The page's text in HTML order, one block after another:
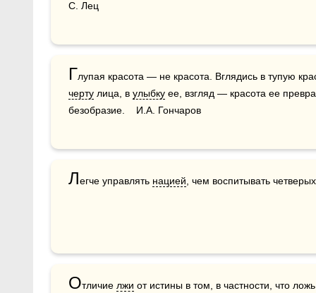
С. Лец
Г
черту лица, в улыбку ее, взгляд — красота ее
безобразие.    И.А. Гончаров
Легче управлять нацией , чем воспитывать
Отличие лжи от истины в том, в частности, что